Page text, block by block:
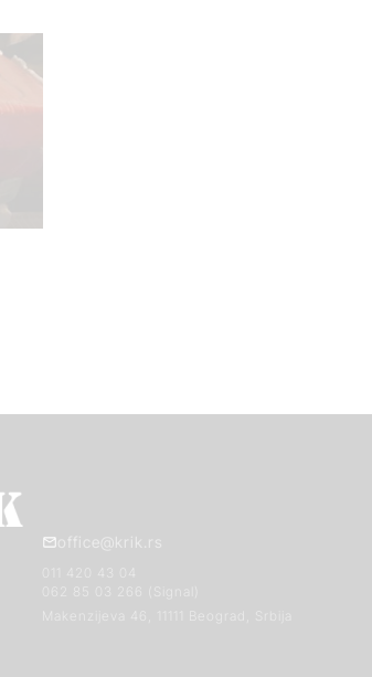
office@krik.rs
011 420 43 04
Makenzijeva 46, 11111 Beograd, Srbija